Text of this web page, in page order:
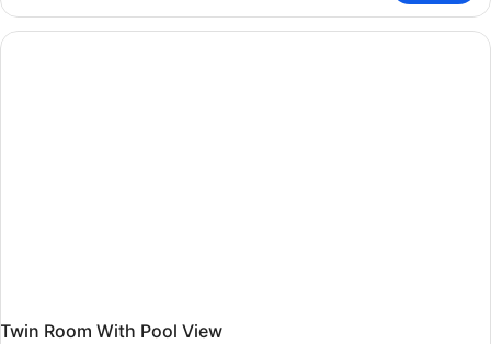
Room
With
Pool
Twin Room With Pool View